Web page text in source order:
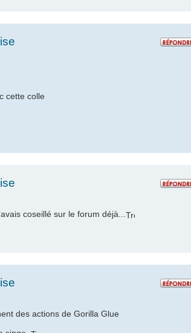
cette colle
coseillé sur le forum déjà...
des actions de Gorilla Glue